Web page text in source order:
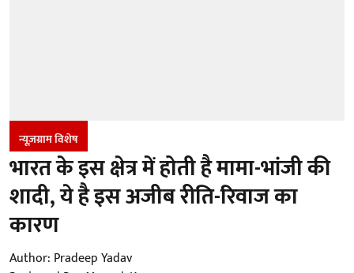
न्यूज़ग्राम विशेष
भारत के इस क्षेत्र में होती है मामा-भांजी की
शादी, ये है इस अजीब रीति-रिवाज का
कारण
Author: Pradeep Yadav